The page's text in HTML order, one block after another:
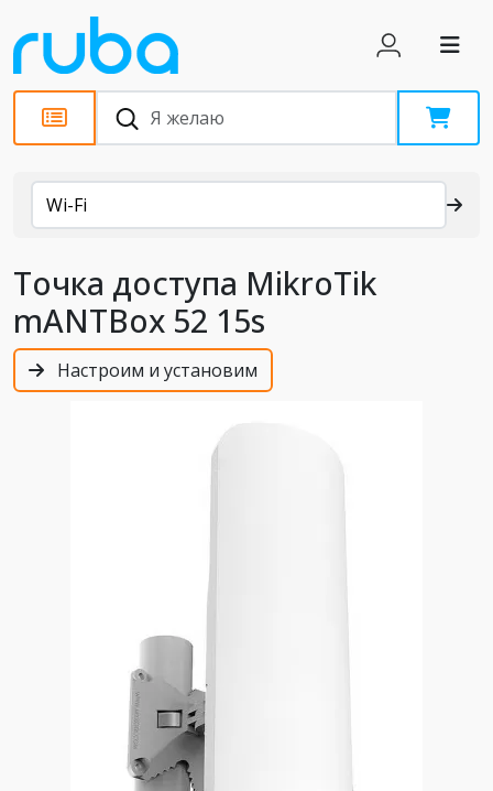
Каталог
Wi-Fi
Точка доступа MikroTik
mANTBox 52 15s
Настроим и установим